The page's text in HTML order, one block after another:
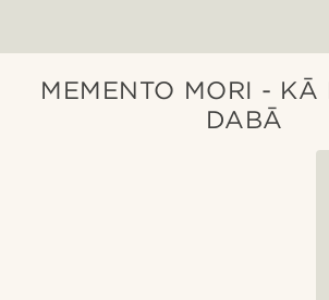
MEMENTO MORI - KĀ
DABĀ